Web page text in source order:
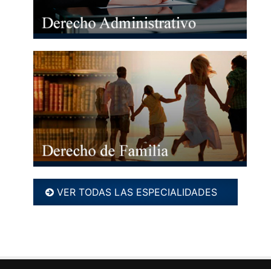
VER TODAS LAS ESPECIALIDADES